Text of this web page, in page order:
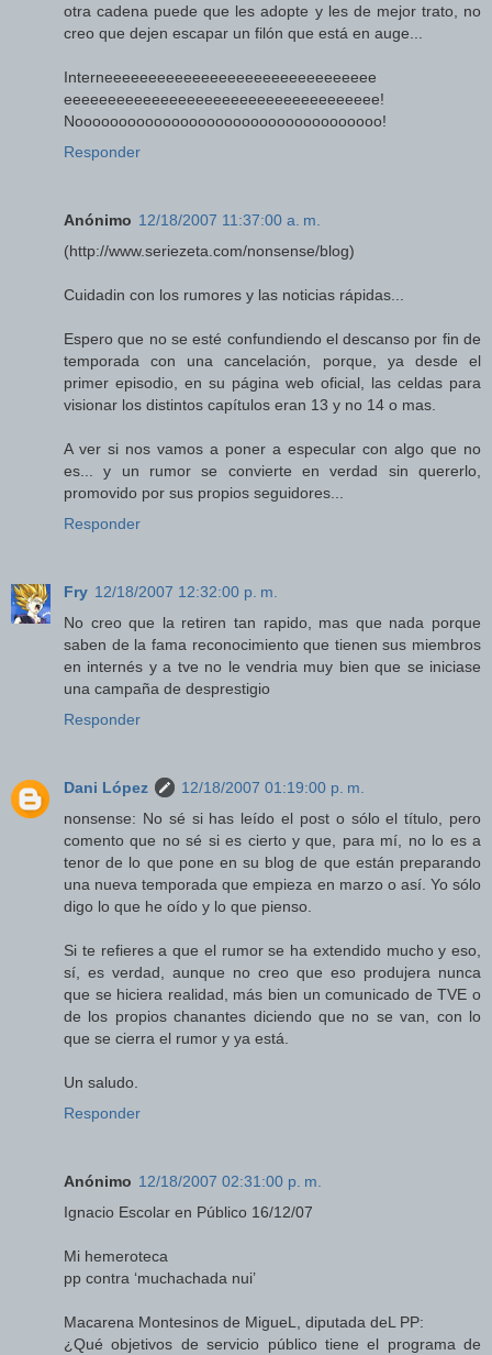
otra cadena puede que les adopte y les de mejor trato, no
creo que dejen escapar un filón que está en auge...
Interneeeeeeeeeeeeeeeeeeeeeeeeeeeeeee
eeeeeeeeeeeeeeeeeeeeeeeeeeeeeeeeeeee!
Nooooooooooooooooooooooooooooooooooo!
Responder
Anónimo 12/18/2007 11:37:00 a. m.
(http://www.seriezeta.com/nonsense/blog)
Cuidadin con los rumores y las noticias rápidas...
Espero que no se esté confundiendo el descanso por fin de
temporada con una cancelación, porque, ya desde el
primer episodio, en su página web oficial, las celdas para
visionar los distintos capítulos eran 13 y no 14 o mas.
A ver si nos vamos a poner a especular con algo que no
es... y un rumor se convierte en verdad sin quererlo,
promovido por sus propios seguidores...
Responder
Fry 12/18/2007 12:32:00 p. m.
No creo que la retiren tan rapido, mas que nada porque
saben de la fama reconocimiento que tienen sus miembros
en internés y a tve no le vendria muy bien que se iniciase
una campaña de desprestigio
Responder
Dani López
12/18/2007 01:19:00 p. m.
nonsense: No sé si has leído el post o sólo el título, pero
comento que no sé si es cierto y que, para mí, no lo es a
tenor de lo que pone en su blog de que están preparando
una nueva temporada que empieza en marzo o así. Yo sólo
digo lo que he oído y lo que pienso.
Si te refieres a que el rumor se ha extendido mucho y eso,
sí, es verdad, aunque no creo que eso produjera nunca
que se hiciera realidad, más bien un comunicado de TVE o
de los propios chanantes diciendo que no se van, con lo
que se cierra el rumor y ya está.
Un saludo.
Responder
Anónimo 12/18/2007 02:31:00 p. m.
Ignacio Escolar en Público 16/12/07
Mi hemeroteca
pp contra ‘muchachada nui’
Macarena Montesinos de MigueL, diputada deL PP:
¿Qué objetivos de servicio público tiene el programa de